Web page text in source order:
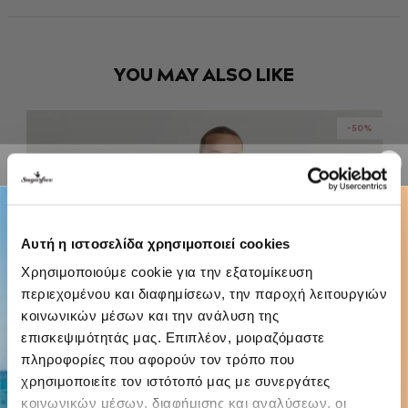
Αυτή η ιστοσελίδα χρησιμοποιεί cookies
Χρησιμοποιούμε cookie για την εξατομίκευση
περιεχομένου και διαφημίσεων, την παροχή λειτουργιών
κοινωνικών μέσων και την ανάλυση της
επισκεψιμότητάς μας. Επιπλέον, μοιραζόμαστε
πληροφορίες που αφορούν τον τρόπο που
χρησιμοποιείτε τον ιστότοπό μας με συνεργάτες
κοινωνικών μέσων, διαφήμισης και αναλύσεων, οι
YOU MAY ALSO LIKE
-50%